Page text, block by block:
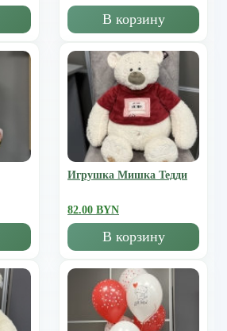
В корзину
Игрушка Мишка Тедди
82.00 BYN
В корзину